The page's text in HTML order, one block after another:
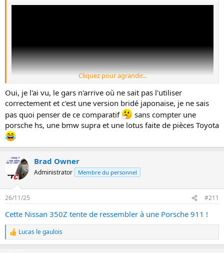
Cliquez pour agrandir...
Oui, je l'ai vu, le gars n'arrive où ne sait pas l'utiliser
correctement et c'est une version bridé japonaise, je ne sais
pas quoi penser de ce comparatif
sans compter une
porsche hs, une bmw supra et une lotus faite de pièces Toyota
Brad Owner
Administrator Membre du personnel
26/11/25 #211
Cette Nissan 350Z tente de ressembler à une Porsche 911 !
L
e
Lucas le gaulois